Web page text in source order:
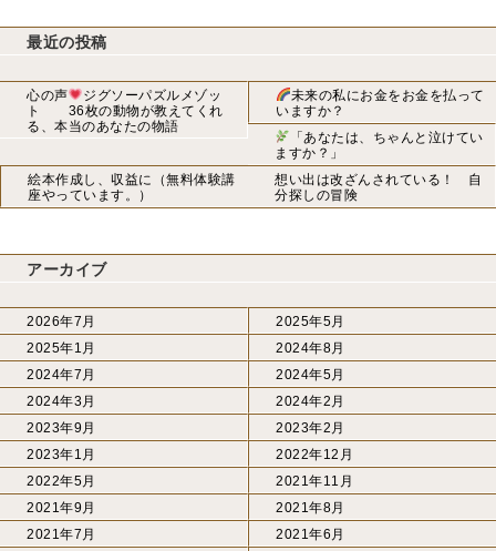
最近の投稿
心の声
ジグソーパズルメゾッ
ト 36枚の動物が教えてくれ
る、本当のあなたの物語
未来の私にお金をお金を払って
いますか？
「あなたは、ちゃんと泣けてい
ますか？」
絵本作成し、収益に（無料体験講
座やっています。）
想い出は改ざんされている！ 自
分探しの冒険
アーカイブ
2026年7月
2025年5月
2025年1月
2024年8月
2024年7月
2024年5月
2024年3月
2024年2月
2023年9月
2023年2月
2023年1月
2022年12月
2022年5月
2021年11月
2021年9月
2021年8月
2021年7月
2021年6月